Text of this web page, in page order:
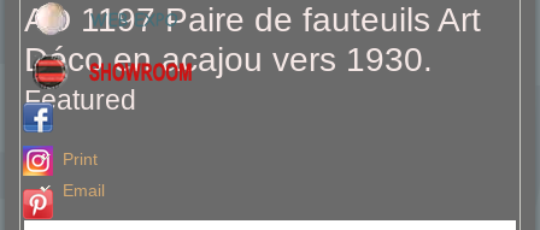
AD 1197 Paire de fauteuils Art
Déco en acajou vers 1930.
Featured
Print
Email